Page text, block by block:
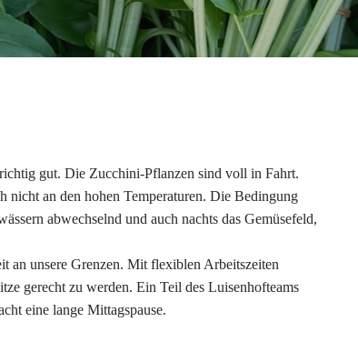
gut. Die Zucchini-Pflanzen sind voll in Fahrt.
nicht an den hohen Temperaturen. Die Bedingung
abwechselnd und auch nachts das Gemüsefeld,
an unsere Grenzen. Mit flexiblen Arbeitszeiten
gerecht zu werden. Ein Teil des Luisenhofteams
eine lange Mittagspause.